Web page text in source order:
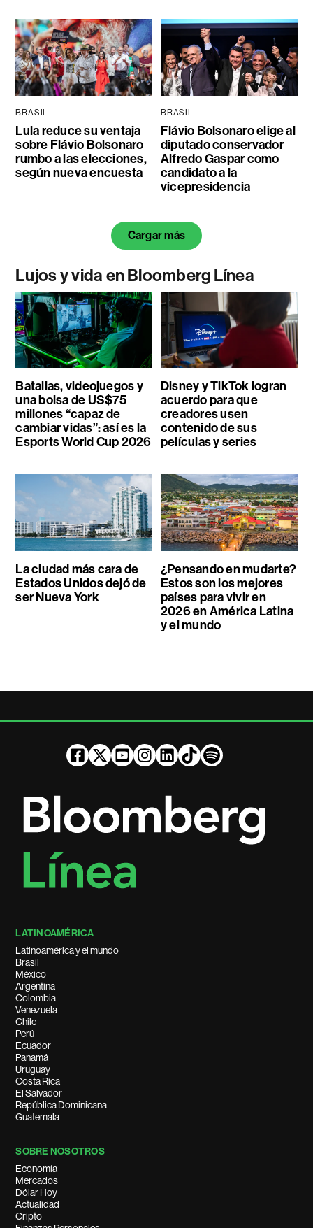
BRASIL
Lula reduce su ventaja
sobre Flávio Bolsonaro
rumbo a las elecciones,
según nueva encuesta
BRASIL
Flávio Bolsonaro elige al
diputado conservador
Alfredo Gaspar como
candidato a la
vicepresidencia
Cargar más
Lujos y vida en Bloomberg Línea
Batallas, videojuegos y
una bolsa de US$75
millones “capaz de
cambiar vidas”: así es la
Esports World Cup 2026
Disney y TikTok logran
acuerdo para que
creadores usen
contenido de sus
películas y series
La ciudad más cara de
Estados Unidos dejó de
ser Nueva York
¿Pensando en mudarte?
Estos son los mejores
países para vivir en
2026 en América Latina
y el mundo
LATINOAMÉRICA
Latinoamérica y el mundo
Brasil
México
Argentina
Colombia
Venezuela
Chile
Perú
Ecuador
Panamá
Uruguay
Costa Rica
El Salvador
República Dominicana
Guatemala
SOBRE NOSOTROS
Economía
Mercados
Dólar Hoy
Actualidad
Cripto